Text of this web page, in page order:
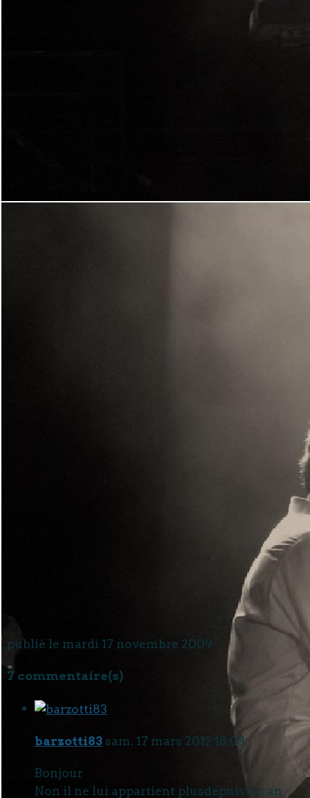
publié le mardi 17 novembre 2009
7 commentaire(s)
barzotti83sam. 17 mars 2012 18:03
Bonjour
Non il ne lui appartient plusdepuis un an